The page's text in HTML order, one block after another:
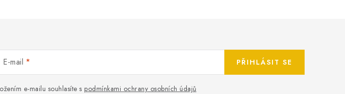
E-mail
e-mailu souhlasíte s podmínkami ochrany osobních údajů
PŘIHLÁSIT SE